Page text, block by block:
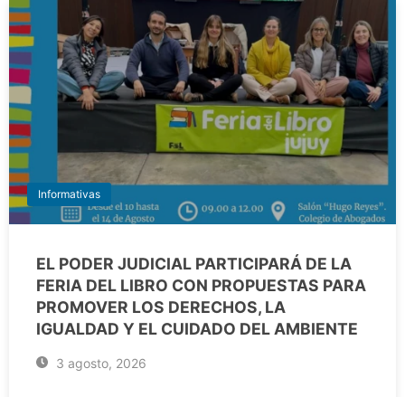
Informativas
EL PODER JUDICIAL PARTICIPARÁ DE LA
FERIA DEL LIBRO CON PROPUESTAS PARA
PROMOVER LOS DERECHOS, LA
IGUALDAD Y EL CUIDADO DEL AMBIENTE
3 agosto, 2026